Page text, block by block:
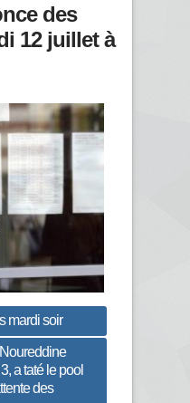
des
12 juillet à
mardi soir
a taté le pool
des